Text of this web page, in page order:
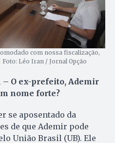
com nossa fiscalização,
Léo Iran / Jornal Opção
O ex-prefeito, Ademir
nome forte?
se aposentado da
de que Ademir pode
União Brasil (UB). Ele